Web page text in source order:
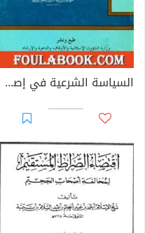
السياسة الشرعية في إصلاح الراعي والرعية - نسخة أخرى